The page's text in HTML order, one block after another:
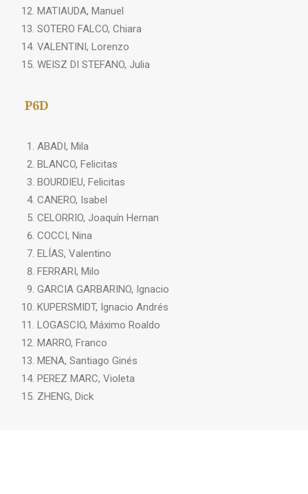
MATIAUDA, Manuel
SOTERO FALCO, Chiara
VALENTINI, Lorenzo
WEISZ DI STEFANO, Julia
P6D
ABADI, Mila
BLANCO, Felicitas
BOURDIEU, Felicitas
CANERO, Isabel
CELORRIO, Joaquín Hernan
COCCI, Nina
ELÍAS, Valentino
FERRARI, Milo
GARCIA GARBARINO, Ignacio
KUPERSMIDT, Ignacio Andrés
LOGASCIO, Máximo Roaldo
MARRO, Franco
MENA, Santiago Ginés
PEREZ MARC, Violeta
ZHENG, Dick